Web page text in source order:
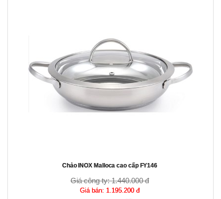
Chảo INOX Malloca cao cấp FY146
Giá công ty:1.440.000 đ
Giá bán: 1.195.200 đ